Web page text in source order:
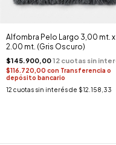
Alfombra Pelo Largo 3,00 mt. x
2.00 mt. (Gris Oscuro)
$145.900,00
$116.720,00 con Transferencia o
depósito bancario
12 cuotas sin interés de $12.158,33